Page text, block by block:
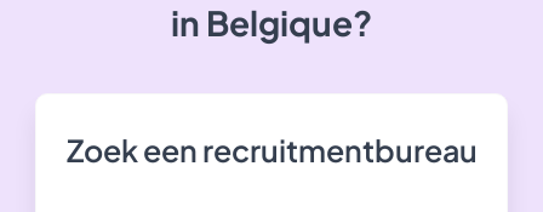
in Belgique?
Zoek een recruitmentbureau